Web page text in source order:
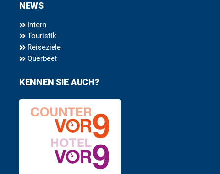
NEWS
Intern
Touristik
Reiseziele
Querbeet
KENNEN SIE AUCH?